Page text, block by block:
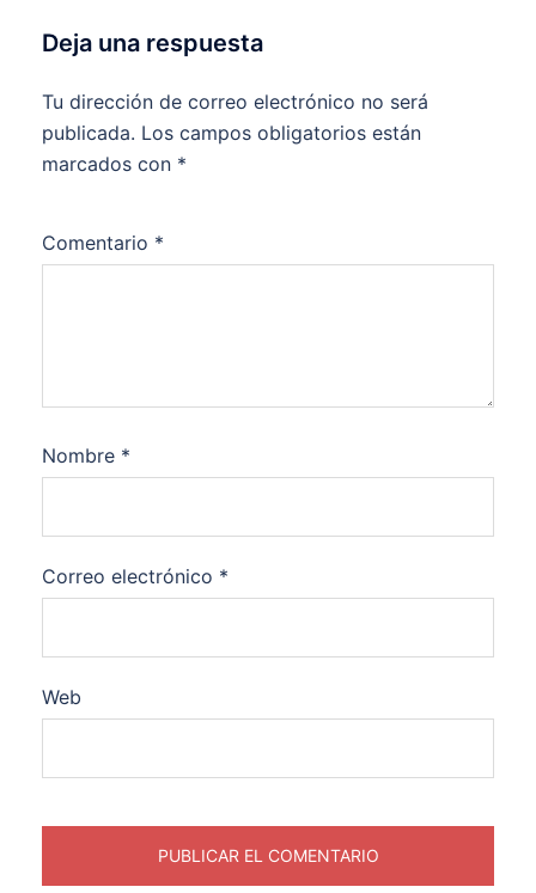
Deja una respuesta
Tu dirección de correo electrónico no será
publicada. Los campos obligatorios están
marcados con *
Comentario *
Nombre *
Correo electrónico *
Web